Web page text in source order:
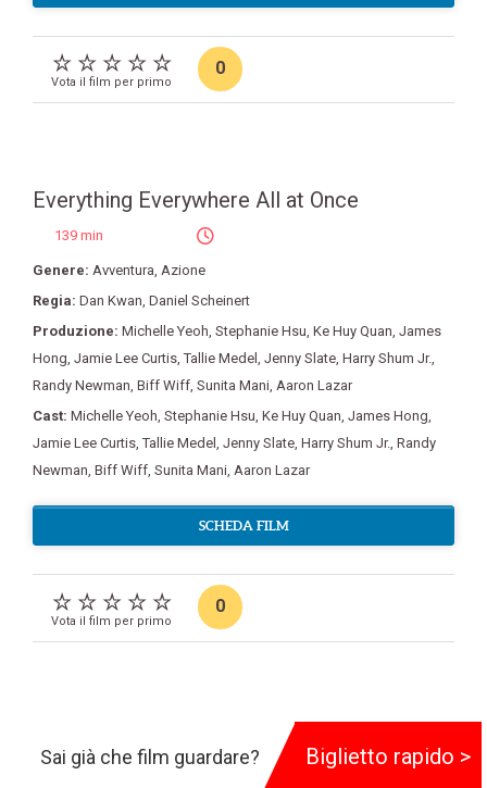
Vota il film per primo
0
Everything Everywhere All at Once
139 min
Genere: Avventura, Azione
Regia: Dan Kwan, Daniel Scheinert
Produzione: Michelle Yeoh, Stephanie Hsu, Ke Huy Quan, James
Hong, Jamie Lee Curtis,Tallie Medel , Jenny Slate, Harry Shum Jr.,
Randy Newman, Biff Wiff, Sunita Mani, Aaron Lazar
Cast: Michelle Yeoh, Stephanie Hsu, Ke Huy Quan, James Hong,
Jamie Lee Curtis,Tallie Medel , Jenny Slate, Harry Shum Jr., Randy
Newman, Biff Wiff, Sunita Mani, Aaron Lazar
SCHEDA FILM
Vota il film per primo
0
125 min
Sai già che film guardare? Biglietto rapido >